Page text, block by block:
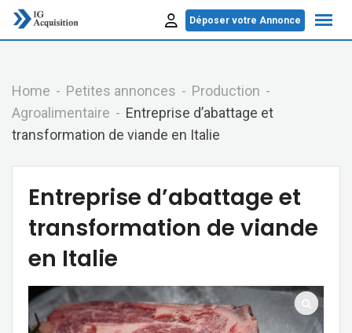
Skip
Déposer votre Annonce
Home Petites annonces
Production
Agroalimentaire
Entreprise d’abattage et
transformation de viande en Italie
Entreprise d’abattage et
transformation de viande
en Italie